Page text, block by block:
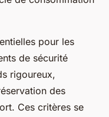
pour les
de sécurité
rigoureux,
des
Ces critères se